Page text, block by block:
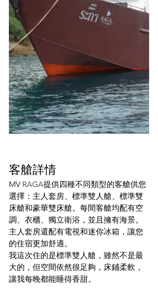
客艙詳情
MV RAGA提供四種不同類型的客艙供您
選擇：主人套房、標準雙人艙、標準雙
床艙和豪華雙床艙。每間客艙均配有空
調、衣櫃、獨立衛浴，並且擁有海景。
主人套房還配有電視和迷你冰箱，讓您
的住宿更加舒適。
我這次住的是標準雙人艙，雖然不是最
大的，但空間依然很足夠，床鋪柔軟，
讓我每晚都能睡得香甜。